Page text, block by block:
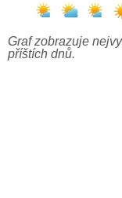
Graf zobrazuje
příštích dnů.